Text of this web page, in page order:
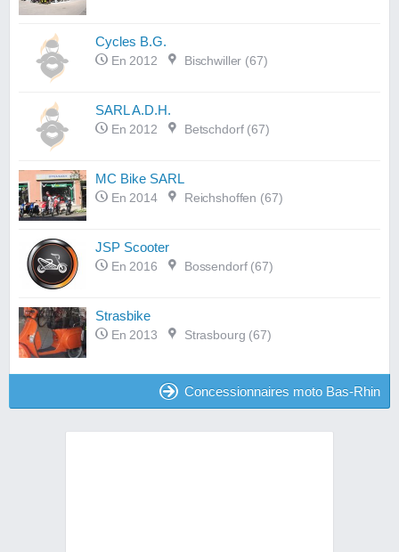
Cycles B.G.
En 2012 Bischwiller (67)
SARL A.D.H.
En 2012 Betschdorf (67)
MC Bike SARL
En 2014 Reichshoffen (67)
JSP Scooter
En 2016 Bossendorf (67)
Strasbike
En 2013 Strasbourg (67)
Concessionnaires moto Bas-Rhin